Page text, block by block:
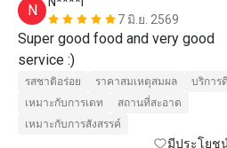
N
7 มิ.ย. 2569
Super good food and very good
service :)
รสชาติอร่อย ราคาสมเหตุสมผล
บริการดี
เหมาะกับการเดท
สถานที่สะอาด
เหมาะกับการสังสรรค์
มีประโยช